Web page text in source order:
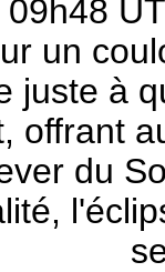
un
juste à
offrant
du